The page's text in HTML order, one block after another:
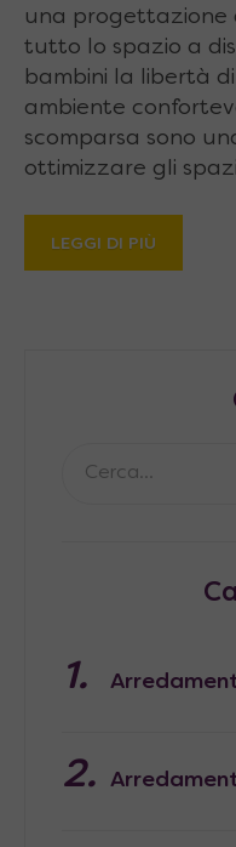
una progettazione
tutto lo spazio a
bambini la libertà
ambiente
scomparsa sono
ottimizzare gli
LEGGI DI PIÙ